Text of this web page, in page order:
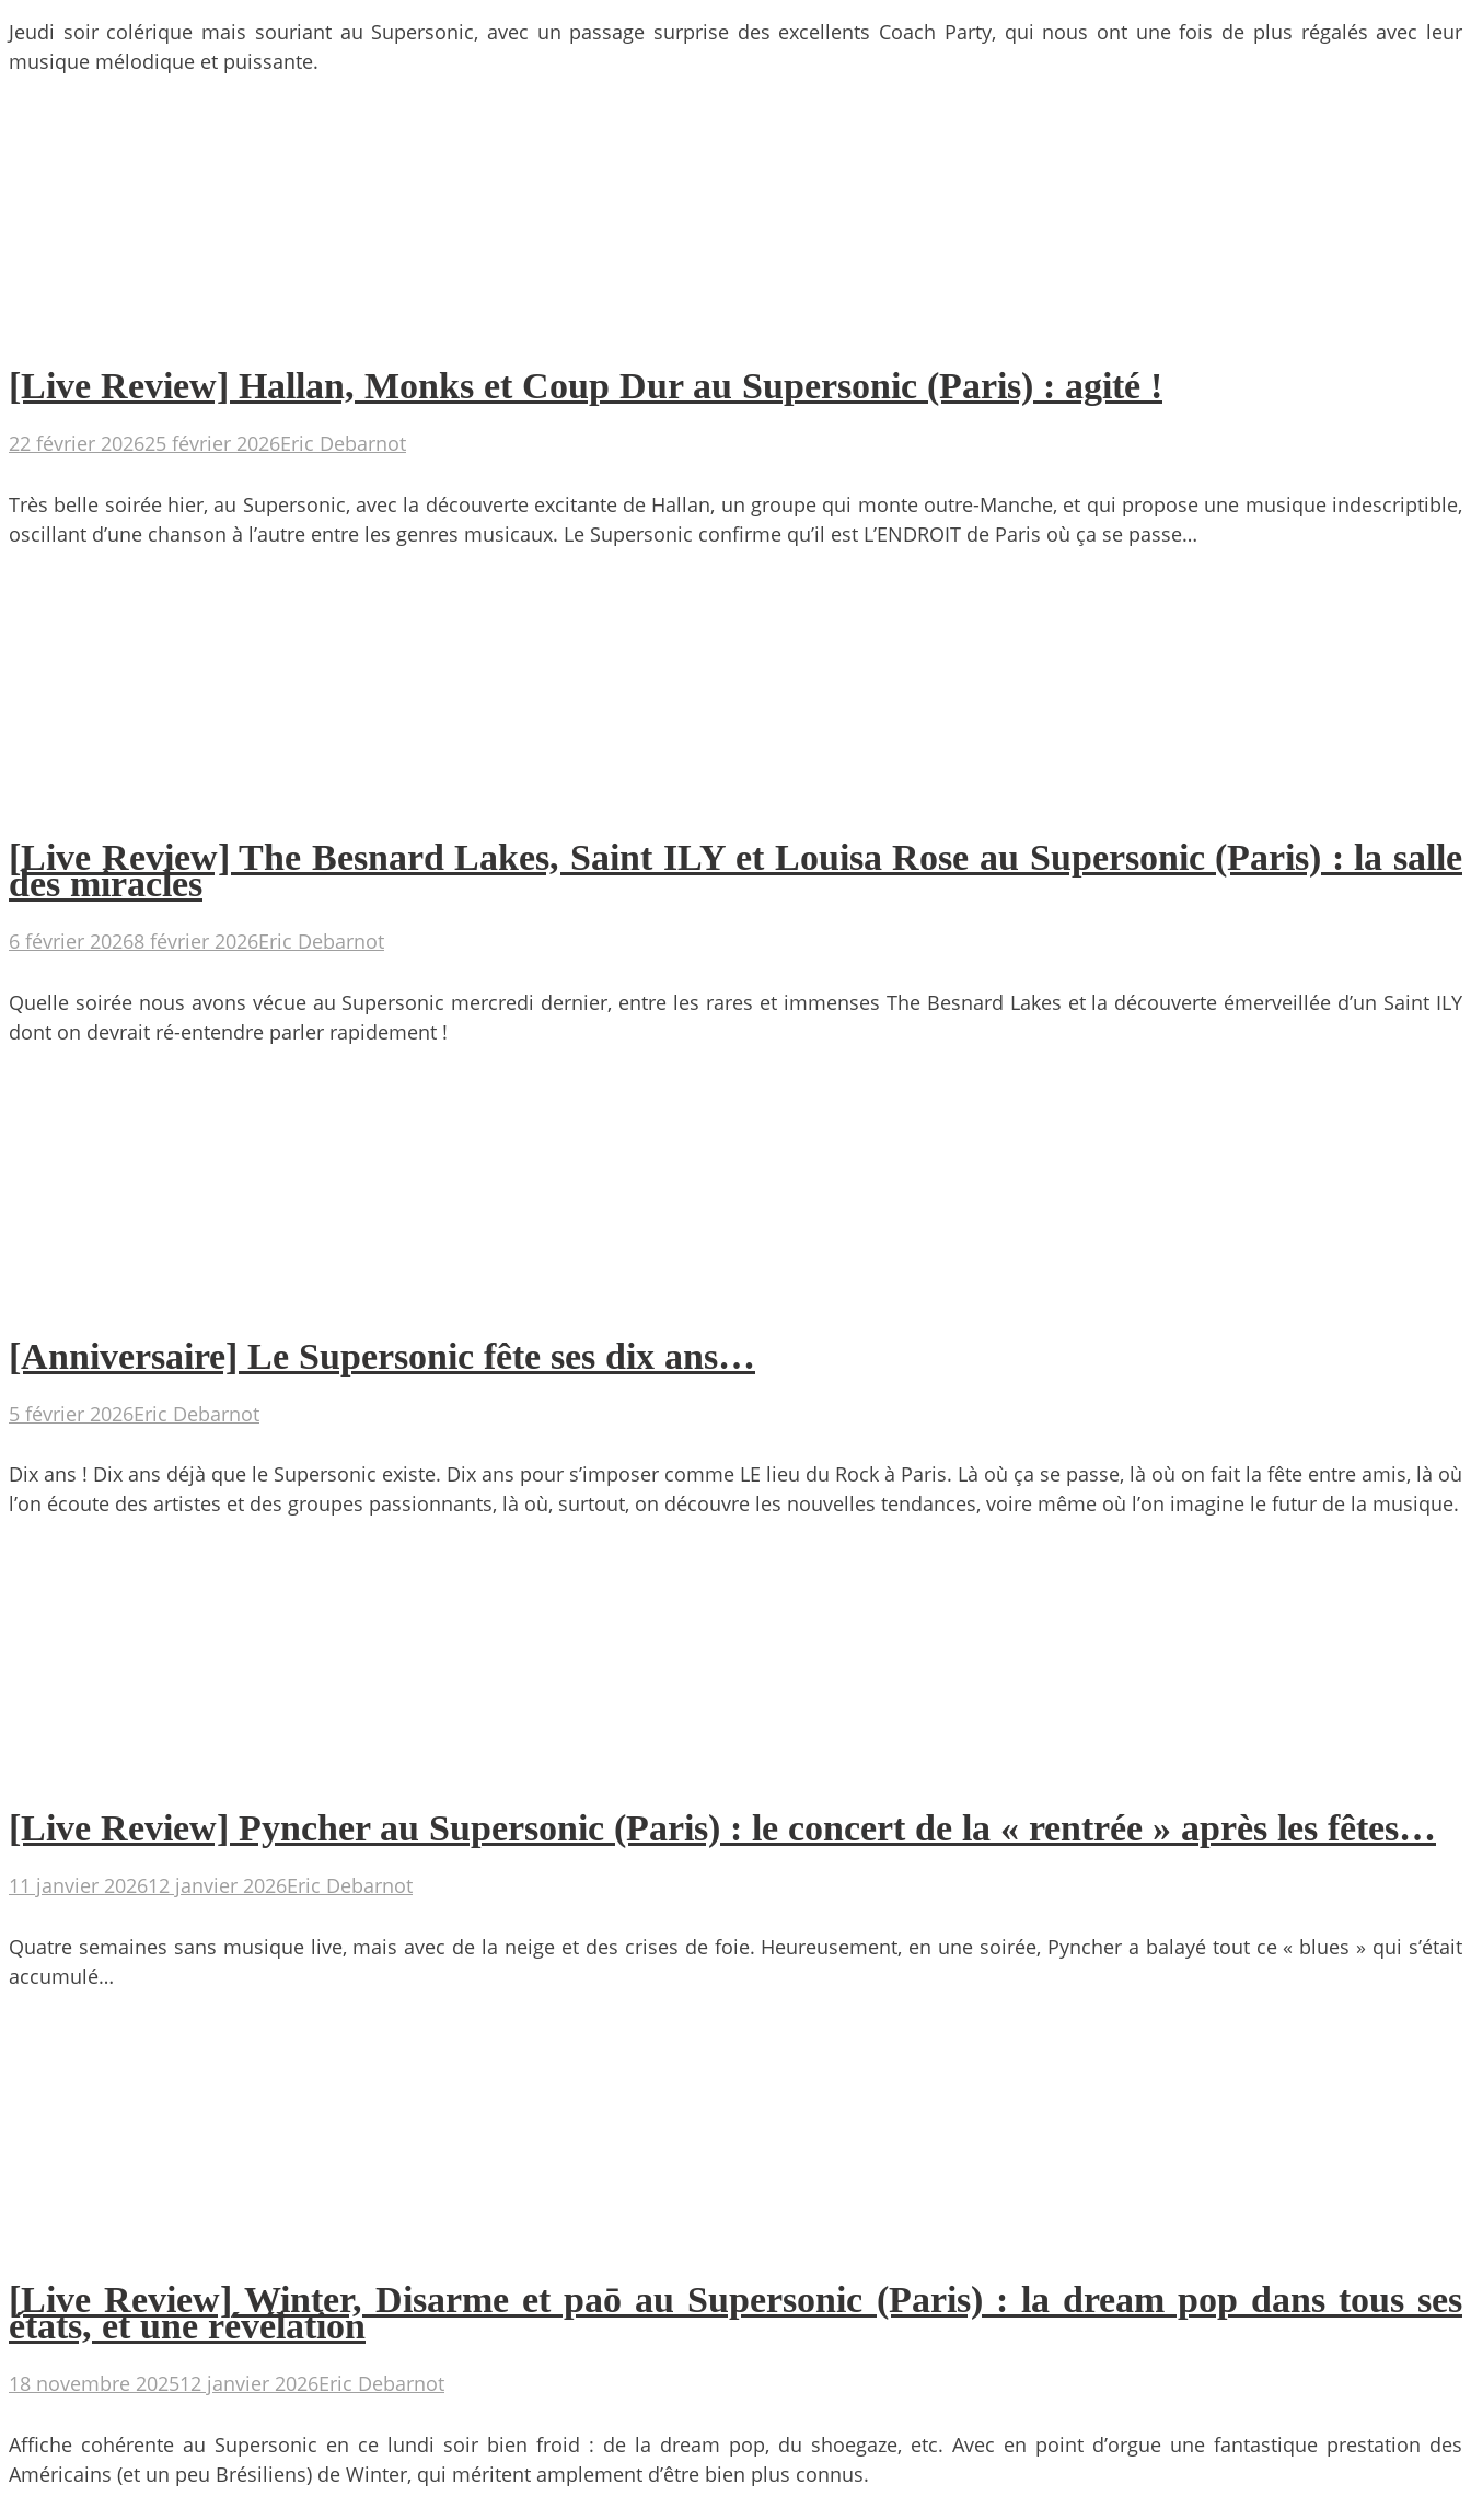
Jeudi soir colérique mais souriant au Supersonic, avec un passage surprise des excellents Coach Party, qui nous ont une fois de plus régalés avec leur
musique mélodique et puissante.
[Live Review] Hallan, Monks et Coup Dur au Supersonic (Paris) : agité !
22 février 202625 février 2026Eric Debarnot
Très belle soirée hier, au Supersonic, avec la découverte excitante de Hallan, un groupe qui monte outre-Manche, et qui propose une musique indescriptible,
oscillant d’une chanson à l’autre entre les genres musicaux. Le Supersonic confirme qu’il est L’ENDROIT de Paris où ça se passe…
[Live Review] The Besnard Lakes, Saint ILY et Louisa Rose au Supersonic (Paris) : la salle
des miracles
6 février 20268 février 2026Eric Debarnot
Quelle soirée nous avons vécue au Supersonic mercredi dernier, entre les rares et immenses The Besnard Lakes et la découverte émerveillée d’un Saint ILY
dont on devrait ré-entendre parler rapidement !
[Anniversaire] Le Supersonic fête ses dix ans…
5 février 2026Eric Debarnot
Dix ans ! Dix ans déjà que le Supersonic existe. Dix ans pour s’imposer comme LE lieu du Rock à Paris. Là où ça se passe, là où on fait la fête entre amis, là où
l’on écoute des artistes et des groupes passionnants, là où, surtout, on découvre les nouvelles tendances, voire même où l’on imagine le futur de la musique.
[Live Review] Pyncher au Supersonic (Paris) : le concert de la « rentrée » après les fêtes…
11 janvier 202612 janvier 2026Eric Debarnot
Quatre semaines sans musique live, mais avec de la neige et des crises de foie. Heureusement, en une soirée, Pyncher a balayé tout ce « blues » qui s’était
accumulé…
[Live Review] Winter, Disarme et paō au Supersonic (Paris) : la dream pop dans tous ses
états, et une révélation
18 novembre 202512 janvier 2026Eric Debarnot
Affiche cohérente au Supersonic en ce lundi soir bien froid : de la dream pop, du shoegaze, etc. Avec en point d’orgue une fantastique prestation des
Américains (et un peu Brésiliens) de Winter, qui méritent amplement d’être bien plus connus.